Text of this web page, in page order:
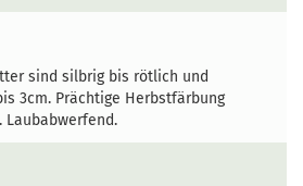
sind silbrig bis rötlich und
3cm. Prächtige Herbstfärbung
Laubabwerfend.